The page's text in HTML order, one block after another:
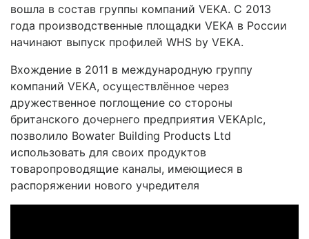
вошла в состав группы компаний VEKA. С 2013
года производственные площадки VEKA в России
начинают выпуск профилей WHS by VEKA.
Вхождение в 2011 в международную группу
компаний VEKA, осуществлённое через
дружественное поглощение со стороны
британского дочернего предприятия VEKAplc,
позволило Bowater Building Products Ltd
использовать для своих продуктов
товаропроводящие каналы, имеющиеся в
распоряжении нового учредителя